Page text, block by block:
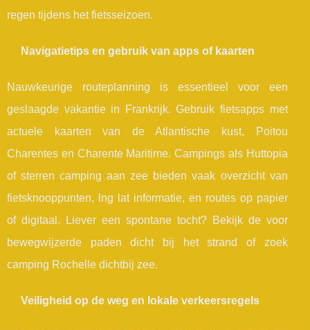
regen tijdens het fietsseizoen.
Navigatietips en gebruik van apps of kaarten
Nauwkeurige routeplanning is essentieel voor een
geslaagde vakantie in Frankrijk. Gebruik fietsapps met
actuele kaarten van de Atlantische kust, Poitou
Charentes en Charente Maritime. Campings als Huttopia
of sterren camping aan zee bieden vaak overzicht van
fietsknooppunten, lng lat informatie, en routes op papier
of digitaal. Liever een spontane tocht? Bekijk de voor
bewegwijzerde paden dicht bij het strand of zoek
camping Rochelle dichtbij zee.
Veiligheid op de weg en lokale verkeersregels